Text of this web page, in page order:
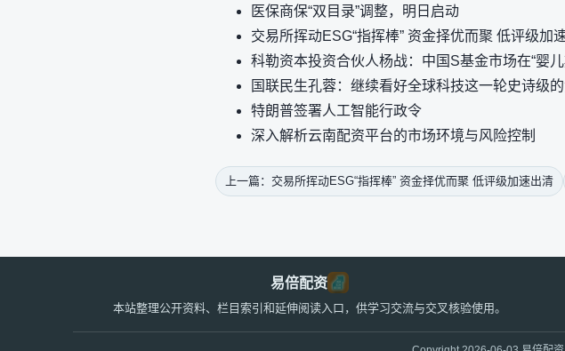
医保商保“双目录”调整，明日启动
交易所挥动ESG“指挥棒” 资金择优而聚 低评级加
科勒资本投资合伙人杨战：中国S基金市场在“婴
国联民生孔蓉：继续看好全球科技这一轮史诗级
特朗普签署人工智能行政令
深入解析云南配资平台的市场环境与风险控制
上一篇：交易所挥动ESG“指挥棒” 资金择优而聚 低评级加速出清
易倍配资
本站整理公开资料、栏目索引和延伸阅读入口，供学习交流与交叉核验使用。